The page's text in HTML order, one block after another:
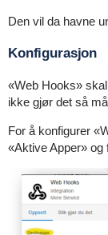
Den vil da havne
Konfigurasjon
«Web Hooks»
ikke gjør det så
For å konfigurer
«Aktive Apper» og